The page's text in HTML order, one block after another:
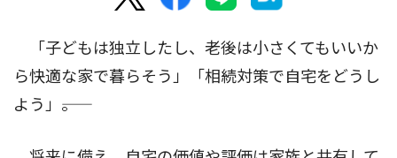
「子どもは独立したし、老後は小さくてもいいか
ら快適な家で暮らそう」「相続対策で自宅をどうし
よう」――。